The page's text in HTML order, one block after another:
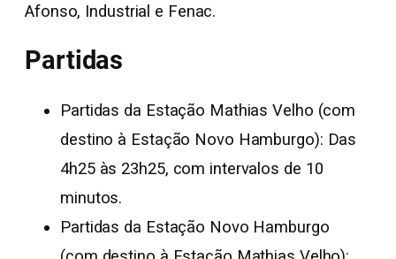
Afonso, Industrial e Fenac.
Partidas
Partidas da Estação Mathias Velho (com
destino à Estação Novo Hamburgo): Das
4h25 às 23h25, com intervalos de 10
minutos.
Partidas da Estação Novo Hamburgo